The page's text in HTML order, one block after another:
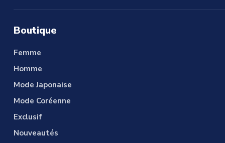
Boutique
Femme
Homme
Mode Japonaise
Mode Coréenne
Exclusif
Nouveautés